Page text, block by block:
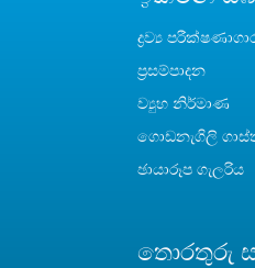
ද්‍රව්‍ය
ප්‍රසම්පාදන
ව්‍යුහ නිර්මාණ
ගොඩනැගිලි
ඡායාරූප ගැලරිය
තොරතුරු